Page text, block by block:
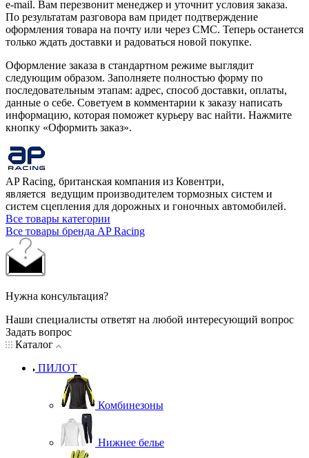
e-mail. Вам перезвонит менеджер и уточнит условия заказа.
По результатам разговора вам придет подтверждение
оформления товара на почту или через СМС. Теперь останется
только ждать доставки и радоваться новой покупке.
Оформление заказа в стандартном режиме выглядит
следующим образом. Заполняете полностью форму по
последовательным этапам: адрес, способ доставки, оплаты,
данные о себе. Советуем в комментарии к заказу написать
информацию, которая поможет курьеру вас найти. Нажмите
кнопку «Оформить заказ».
AP Racing, британская компания из Ковентри,
является ведущим производителем тормозных систем и
систем сцепления для дорожных и гоночных автомобилей.
Все товары категории
Все товары бренда AP Racing
Нужна консультация?
Наши специалисты ответят на любой интересующий вопрос
Задать вопрос
Каталог
ПИЛОТ
Комбинезоны
Нижнее белье